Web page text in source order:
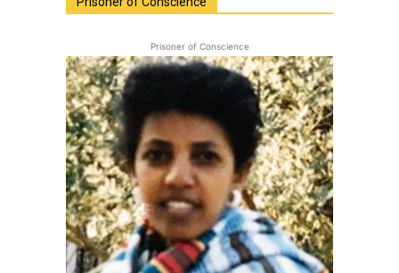
Prisoner of Conscience